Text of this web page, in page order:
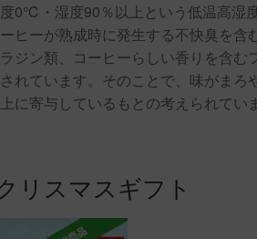
0℃・湿度90％以上という低温高湿
ヒーが熟成時に発生する不快臭を含
ジン類、コーヒーらしい香りを含
れています。そのことで、味がま
に寄与しているもとの考えられてい
リスマスギフト